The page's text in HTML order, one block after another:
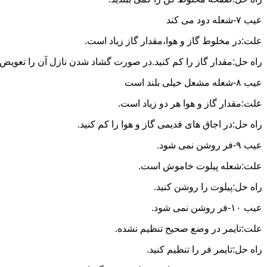
عیب ۷-شعله دود می کند
علت:در مخلوط گاز و هوا،مقدار گاز زیاد است.
راه حل:مقدار گاز را کم کنید.در صورت گشاد شدن نازل آن را تعویض
عیب ۸-شعله مشعل خیلی بلند است
علت:مقدار گاز و هوا هر دو زیاد است.
راه حل:در اجاق های قدیمی گاز و هوا را کم کنید.
عیب ۹-فر روشن نمی شود.
علت:شعله پیلوت خاموش است.
راه حل:پیلوت را روشن کنید.
عیب ۱۰-فر روشن نمی شود.
علت:تایمر در وضع صحیح تنظیم نشده.
راه حل:تایمر فر را تنظیم کنید.